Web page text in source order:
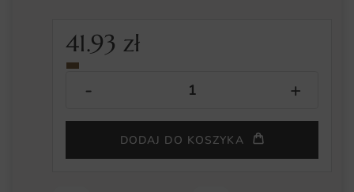
41.93zł
DODAJ DO KOSZYKA